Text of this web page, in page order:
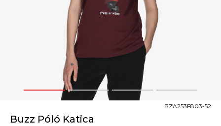
1 2 3 4
Buzz Póló Katica
BZA253F803-52